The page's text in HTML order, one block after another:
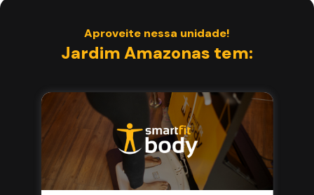
Aproveite nessa unidade!
Jardim Amazonas tem: